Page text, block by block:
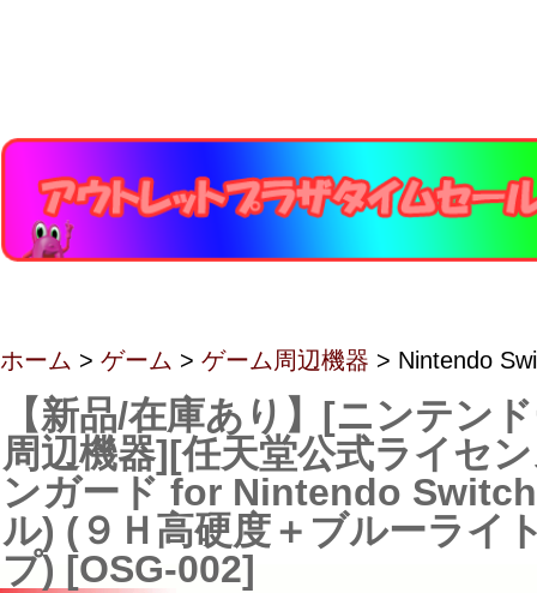
ホーム > ゲーム > ゲーム周辺機器 > Nintendo
【新品/在庫あり】[ニンテン
周辺機器][任天堂公式ライセ
ンガード for Nintendo
ル) (９Ｈ高硬度＋ブルーライ
プ) [OSG-002]